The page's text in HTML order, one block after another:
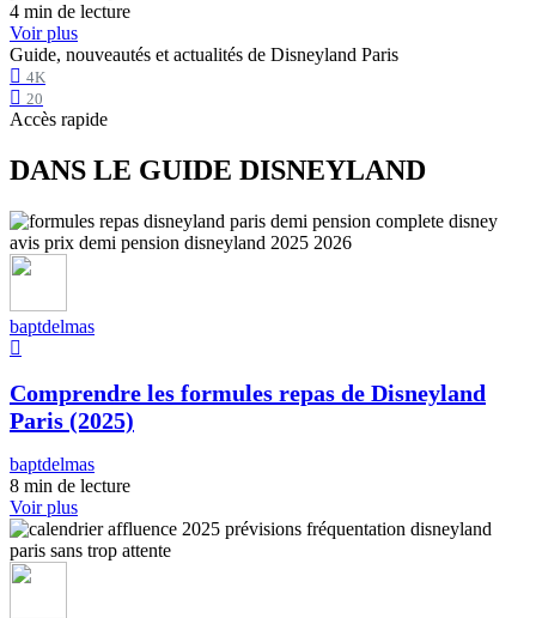
4 min de lecture
Voir plus
Guide, nouveautés et actualités de Disneyland Paris
4K
20
Accès rapide
DANS LE GUIDE DISNEYLAND
baptdelmas
Comprendre les formules repas de Disneyland
Paris (2025)
baptdelmas
8 min de lecture
Voir plus